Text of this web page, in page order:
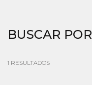
BUSCAR POR
1 RESULTADOS